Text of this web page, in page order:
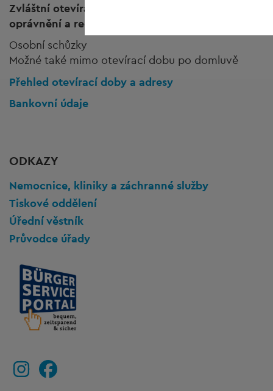
Zvláštní otevírací doba pro cizince, řidičská
oprávnění a registraci motorových vozidel
Osobní schůzky
Možné také mimo otevírací dobu po domluvě
Přehled otevírací doby a adresy
Bankovní údaje
ODKAZY
Nemocnice, kliniky a záchranné služby
Tiskové oddělení
Úřední věstník
Průvodce úřady